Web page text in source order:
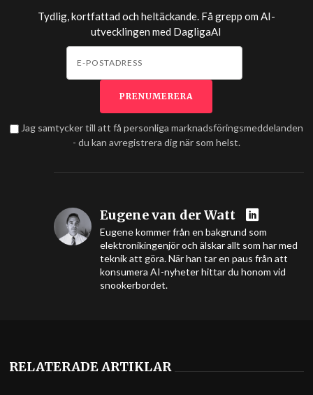
Tydlig, kortfattad och heltäckande. Få grepp om AI-
utvecklingen med DagligaAI
Jag samtycker till att få personliga marknadsföringsmeddelanden
- du kan avregistrera dig när som helst.
Eugene van der Watt
Eugene kommer från en bakgrund som
elektronikingenjör och älskar allt som har med
teknik att göra. När han tar en paus från att
konsumera AI-nyheter hittar du honom vid
snookerbordet.
RELATERADE ARTIKLAR